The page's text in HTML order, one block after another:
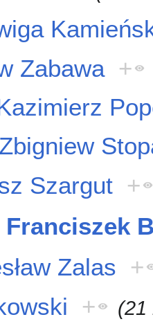
Zabawa +
Szargut +
Franciszek
Zalas +
+ (21